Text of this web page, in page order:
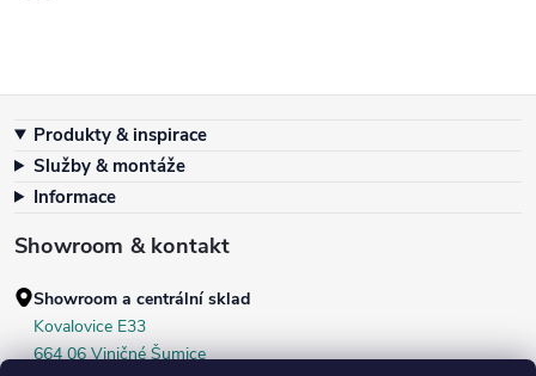
Produkty & inspirace
Služby & montáže
Informace
Showroom & kontakt
Showroom a centrální sklad
Kovalovice E33
664 06 Viničné Šumice